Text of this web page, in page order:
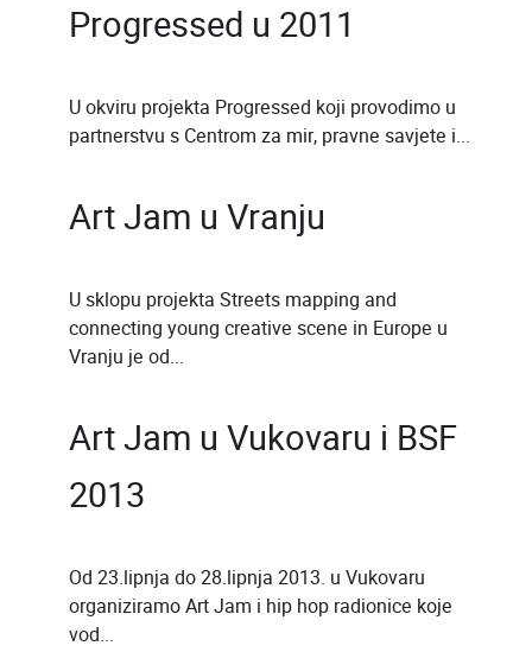
Progressed u 2011
U okviru projekta Progressed koji provodimo u
partnerstvu s Centrom za mir, pravne savjete i...
Art Jam u Vranju
U sklopu projekta Streets mapping and
connecting young creative scene in Europe u
Vranju je od...
Art Jam u Vukovaru i BSF
2013
Od 23.lipnja do 28.lipnja 2013. u Vukovaru
organiziramo Art Jam i hip hop radionice koje
vod...